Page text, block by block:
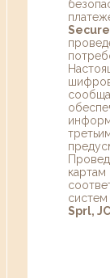
систем
Sprl,